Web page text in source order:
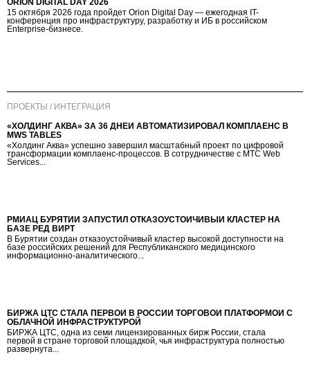
15 октября 2026 года пройдет Orion Digital Day — ежегодная IT-
конференция про инфраструктуру, разработку и ИБ в российском
Enterprise-бизнесе.
ПРОЕКТЫ / ИНТЕГРАЦИЯ
«ХОЛДИНГ АКВА» ЗА 36 ДНЕЙ АВТОМАТИЗИРОВАЛ КОМПЛАЕНС В
MWS TABLES
«Холдинг Аква» успешно завершил масштабный проект по цифровой
трансформации комплаенс-процессов. В сотрудничестве с МТС Web
Services...
РМИАЦ БУРЯТИИ ЗАПУСТИЛ ОТКАЗОУСТОЙЧИВЫЙ КЛАСТЕР НА
БАЗЕ РЕД ВИРТ
В Бурятии создан отказоустойчивый кластер высокой доступности на
базе российских решений для Республиканского медицинского
информационно-аналитического...
БИРЖА ЦТС СТАЛА ПЕРВОЙ В РОССИИ ТОРГОВОЙ ПЛАТФОРМОЙ С
ОБЛАЧНОЙ ИНФРАСТРУКТУРОЙ
БИРЖА ЦТС, одна из семи лицензированных бирж России, стала
первой в стране торговой площадкой, чья инфраструктура полностью
развернута...